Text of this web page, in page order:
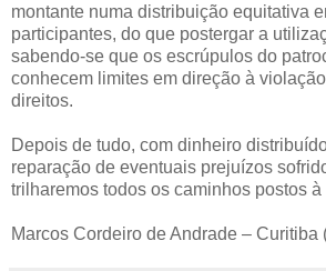
montante numa distribuição equitativa
participantes, do que postergar a
sabendo-se que os escrúpulos do
conhecem limites em direção à
direitos.
Depois de tudo, com dinheiro
reparação de eventuais prejuízos
trilharemos todos os caminhos postos à
Marcos Cordeiro de Andrade – Curitiba